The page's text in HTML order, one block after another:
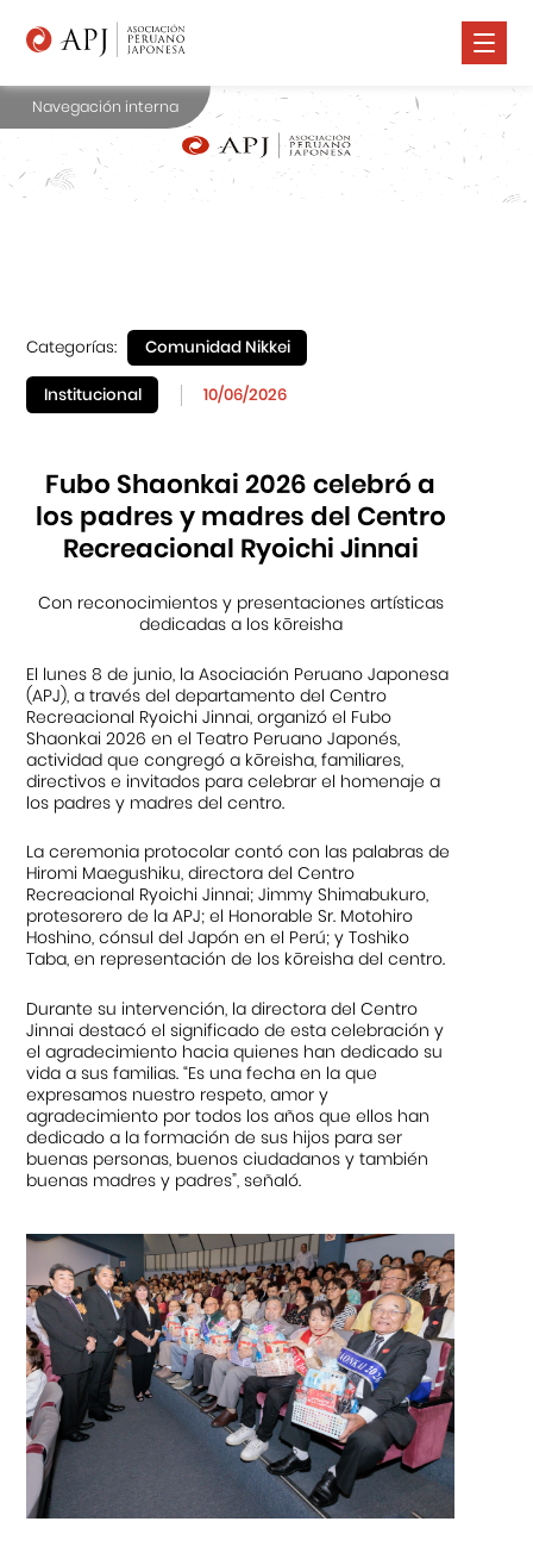
Nosotros
Comunidad Nikkei
Contáctanos
Navegación interna
Categorías: Comunidad Nikkei
Institucional 10/06/2026
Fubo Shaonkai 2026 celebró a
los padres y madres del Centro
Recreacional Ryoichi Jinnai
Con reconocimientos y presentaciones artísticas
dedicadas a los kōreisha
El lunes 8 de junio, la Asociación Peruano Japonesa
(APJ), a través del departamento del Centro
Recreacional Ryoichi Jinnai, organizó el Fubo
Shaonkai 2026 en el Teatro Peruano Japonés,
actividad que congregó a kōreisha, familiares,
directivos e invitados para celebrar el homenaje a
los padres y madres del centro.
La ceremonia protocolar contó con las palabras de
Hiromi Maegushiku, directora del Centro
Recreacional Ryoichi Jinnai; Jimmy Shimabukuro,
protesorero de la APJ; el Honorable Sr. Motohiro
Hoshino, cónsul del Japón en el Perú; y Toshiko
Taba, en representación de los kōreisha del centro.
Durante su intervención, la directora del Centro
Jinnai destacó el significado de esta celebración y
el agradecimiento hacia quienes han dedicado su
vida a sus familias. “Es una fecha en la que
expresamos nuestro respeto, amor y
agradecimiento por todos los años que ellos han
dedicado a la formación de sus hijos para ser
buenas personas, buenos ciudadanos y también
buenas madres y padres”, señaló.